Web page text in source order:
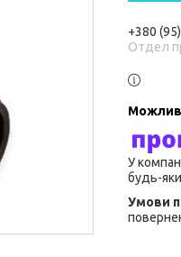
+380
Отдел
У
будь-